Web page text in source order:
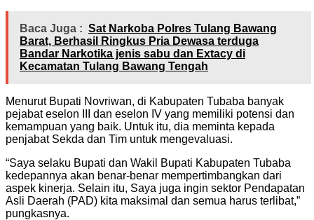
Baca Juga : Sat Narkoba Polres Tulang Bawang
Barat, Berhasil Ringkus Pria Dewasa terduga
Bandar Narkotika jenis sabu dan Extacy di
Kecamatan Tulang Bawang Tengah
Menurut Bupati Novriwan, di Kabupaten Tubaba banyak
pejabat eselon III dan eselon IV yang memiliki potensi dan
kemampuan yang baik. Untuk itu, dia meminta kepada
penjabat Sekda dan Tim untuk mengevaluasi.
“Saya selaku Bupati dan Wakil Bupati Kabupaten Tubaba
kedepannya akan benar-benar mempertimbangkan dari
aspek kinerja. Selain itu, Saya juga ingin sektor Pendapatan
Asli Daerah (PAD) kita maksimal dan semua harus terlibat,”
pungkasnya.